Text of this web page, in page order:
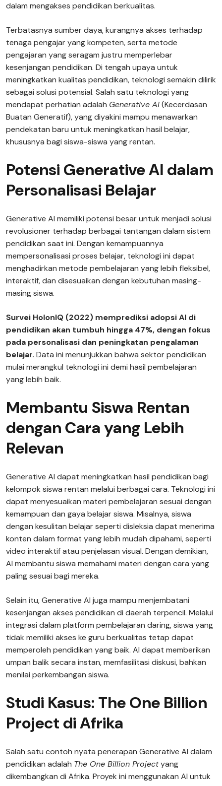
dalam mengakses pendidikan berkualitas.
Terbatasnya sumber daya, kurangnya akses terhadap
tenaga pengajar yang kompeten, serta metode
pengajaran yang seragam justru memperlebar
kesenjangan pendidikan. Di tengah upaya untuk
meningkatkan kualitas pendidikan, teknologi semakin dilirik
sebagai solusi potensial. Salah satu teknologi yang
mendapat perhatian adalah Generative AI(Kecerdasan
Buatan Generatif), yang diyakini mampu menawarkan
pendekatan baru untuk meningkatkan hasil belajar,
khususnya bagi siswa-siswa yang rentan.
Potensi Generative AI dalam
Personalisasi Belajar
Generative AI memiliki potensi besar untuk menjadi solusi
revolusioner terhadap berbagai tantangan dalam sistem
pendidikan saat ini. Dengan kemampuannya
mempersonalisasi proses belajar, teknologi ini dapat
menghadirkan metode pembelajaran yang lebih fleksibel,
interaktif, dan disesuaikan dengan kebutuhan masing-
masing siswa.
Survei HolonIQ (2022) memprediksi adopsi AI di
pendidikan akan tumbuh hingga 47%, dengan fokus
pada personalisasi dan peningkatan pengalaman
belajar. Data ini menunjukkan bahwa sektor pendidikan
mulai merangkul teknologi ini demi hasil pembelajaran
yang lebih baik.
Membantu Siswa Rentan
dengan Cara yang Lebih
Relevan
Generative AI dapat meningkatkan hasil pendidikan bagi
kelompok siswa rentan melalui berbagai cara. Teknologi ini
dapat menyesuaikan materi pembelajaran sesuai dengan
kemampuan dan gaya belajar siswa. Misalnya, siswa
dengan kesulitan belajar seperti disleksia dapat menerima
konten dalam format yang lebih mudah dipahami, seperti
video interaktif atau penjelasan visual. Dengan demikian,
AI membantu siswa memahami materi dengan cara yang
paling sesuai bagi mereka.
Selain itu, Generative AI juga mampu menjembatani
kesenjangan akses pendidikan di daerah terpencil. Melalui
integrasi dalam platform pembelajaran daring, siswa yang
tidak memiliki akses ke guru berkualitas tetap dapat
memperoleh pendidikan yang baik. AI dapat memberikan
umpan balik secara instan, memfasilitasi diskusi, bahkan
menilai perkembangan siswa.
Studi Kasus: The One Billion
Project di Afrika
Salah satu contoh nyata penerapan Generative AI dalam
pendidikan adalah The One Billion Projectyang
dikembangkan di Afrika. Proyek ini menggunakan AI untuk